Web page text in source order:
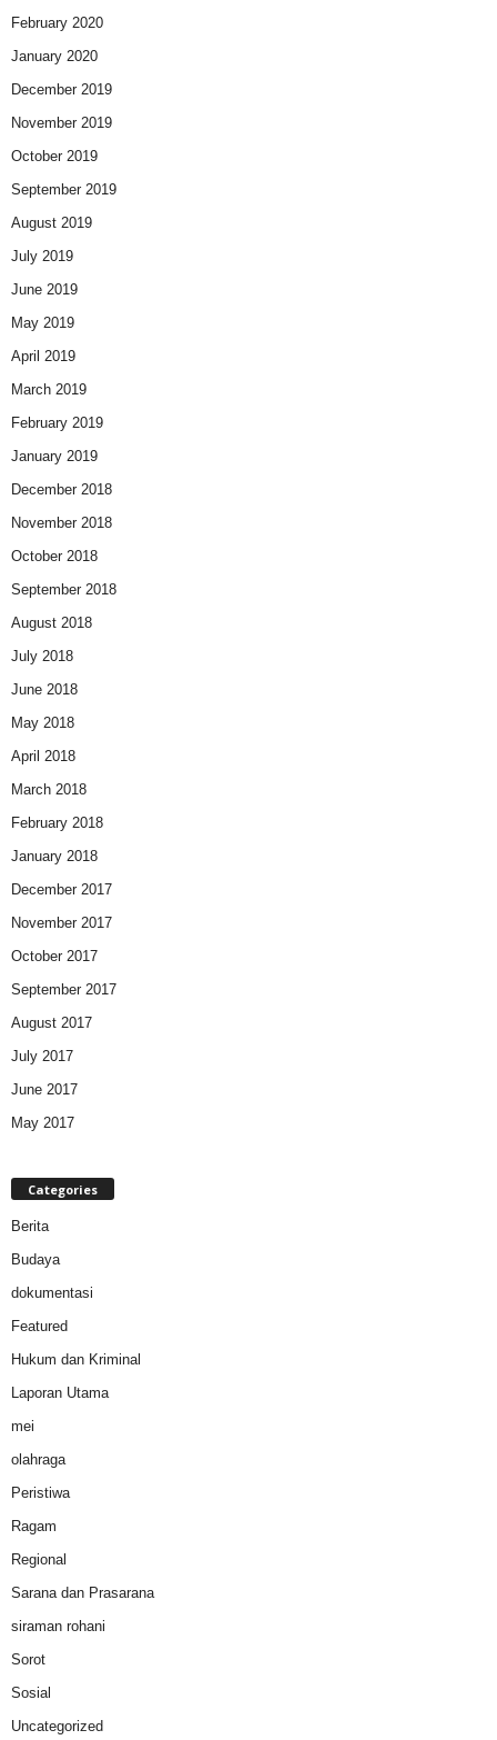
February 2020
January 2020
December 2019
November 2019
October 2019
September 2019
August 2019
July 2019
June 2019
May 2019
April 2019
March 2019
February 2019
January 2019
December 2018
November 2018
October 2018
September 2018
August 2018
July 2018
June 2018
May 2018
April 2018
March 2018
February 2018
January 2018
December 2017
November 2017
October 2017
September 2017
August 2017
July 2017
June 2017
May 2017
Categories
Berita
Budaya
dokumentasi
Featured
Hukum dan Kriminal
Laporan Utama
mei
olahraga
Peristiwa
Ragam
Regional
Sarana dan Prasarana
siraman rohani
Sorot
Sosial
Uncategorized